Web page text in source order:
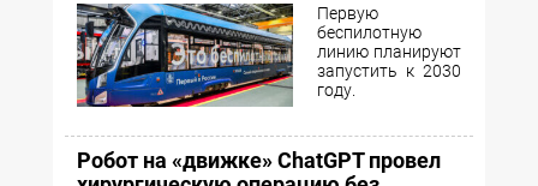
Первую
беспилотную
линию планируют
запустить к 2030
году.
Робот на «движке» ChatGPT провел